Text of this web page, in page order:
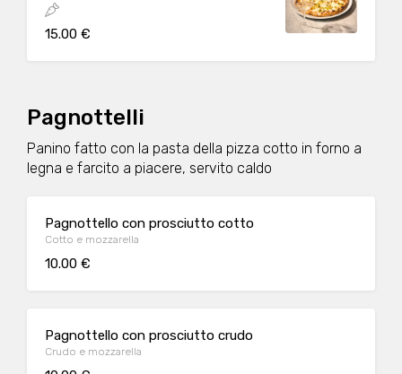
del Monaco, menta fresca, formaggio e olio
EVO
15.00 €
Pagnottelli
Panino fatto con la pasta della pizza cotto in forno a
legna e farcito a piacere, servito caldo
Pagnottello con prosciutto cotto
Cotto e mozzarella
10.00 €
Pagnottello con prosciutto crudo
Crudo e mozzarella